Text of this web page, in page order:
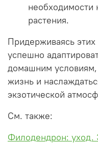
необходимости
растения.
Придерживаясь
успешно
домашним
жизнь и
экзотической
См. также:
Филодендрон: уход.